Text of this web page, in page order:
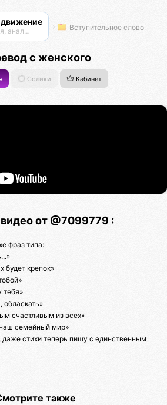
Наблюдения, анализ, обсуждения Вступительное слово
с женского
Солики Кабинет
от @7099779 :
фраз типа:
будет крепок»
тебя»
обласкать»
счастливым из всех»
семейный мир»
стихи теперь пишу с единственным
также